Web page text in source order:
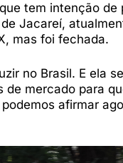
tem intenção de
Jacareí,
mas foi fechada.
no Brasil. E ela
mercado para
afirmar